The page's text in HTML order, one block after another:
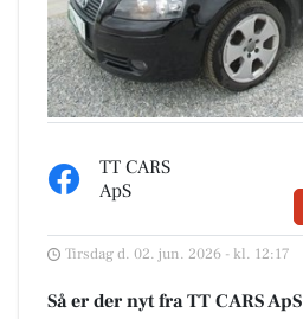
TT CARS
ApS
Tirsdag d. 02. jun. 2026 - kl. 12:17
Så er der nyt fra TT CARS ApS